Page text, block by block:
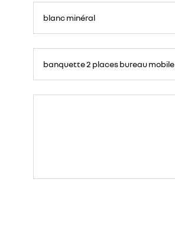
blanc minéral
banquette 2 places bureau mobile